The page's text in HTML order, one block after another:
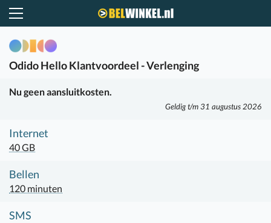
OdidoHello Klantvoordeel - Verlenging
Nu geen aansluitkosten.
Geldig t/m 31 augustus 2026
Internet
40 GB
Bellen
120 minuten
SMS